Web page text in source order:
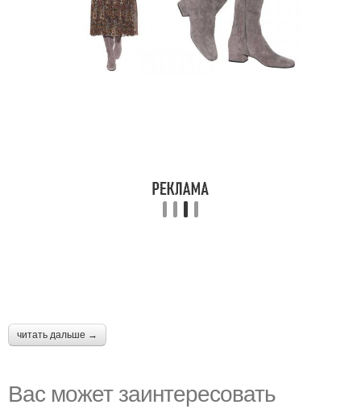
читать дальше →
Вас может заинтересовать